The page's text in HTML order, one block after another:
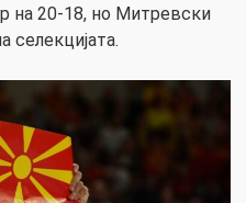
на 20-18, но Митревски
селекцијата.